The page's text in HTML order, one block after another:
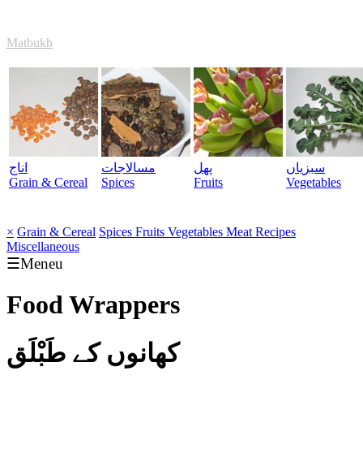
Matbukh
اناج
Grain & Cereal
مسالاجات
Spices
پھل
Fruits
سبزیاں
Vegetables
× Grain & Cereal Spices Fruits Vegetables Meat Recipes
Miscellaneous
☰Meneu
Food Wrappers
کھانوں کے طَبْلَق